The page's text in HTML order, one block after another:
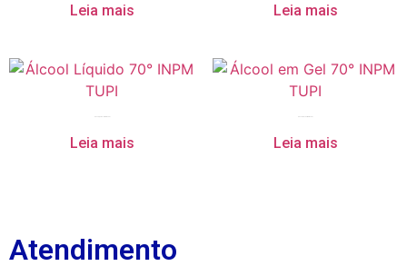
Leia mais Leia mais
Leia mais Leia mais
Atendimento